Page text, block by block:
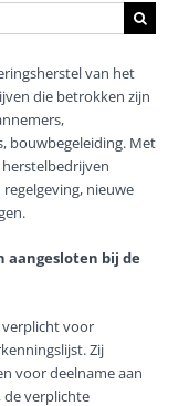
van het
die betrokken zijn
bouwbegeleiding. Met
nieuwe
aangesloten bij de
verplicht voor
Zij
voor deelname aan
de verplichte